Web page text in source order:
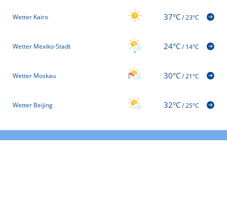
Wetter Kairo 37°C/23°C
Wetter Mexiko-Stadt 24°C/14°C
Wetter Moskau 30°C/21°C
Wetter Beijing 32°C/25°C